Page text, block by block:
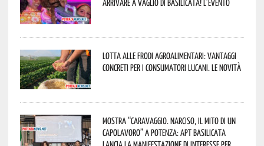
arrivare a Vaglio di Basilicata! L’evento
Lotta alle frodi agroalimentari: vantaggi
concreti per i consumatori lucani. Le novità
Mostra “Caravaggio. Narciso, il mito di un
capolavoro” a Potenza: APT Basilicata